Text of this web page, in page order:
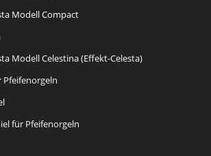
Modell Compact
Modell Celestina (Effekt-Celesta)
Pfeifenorgeln
für Pfeifenorgeln